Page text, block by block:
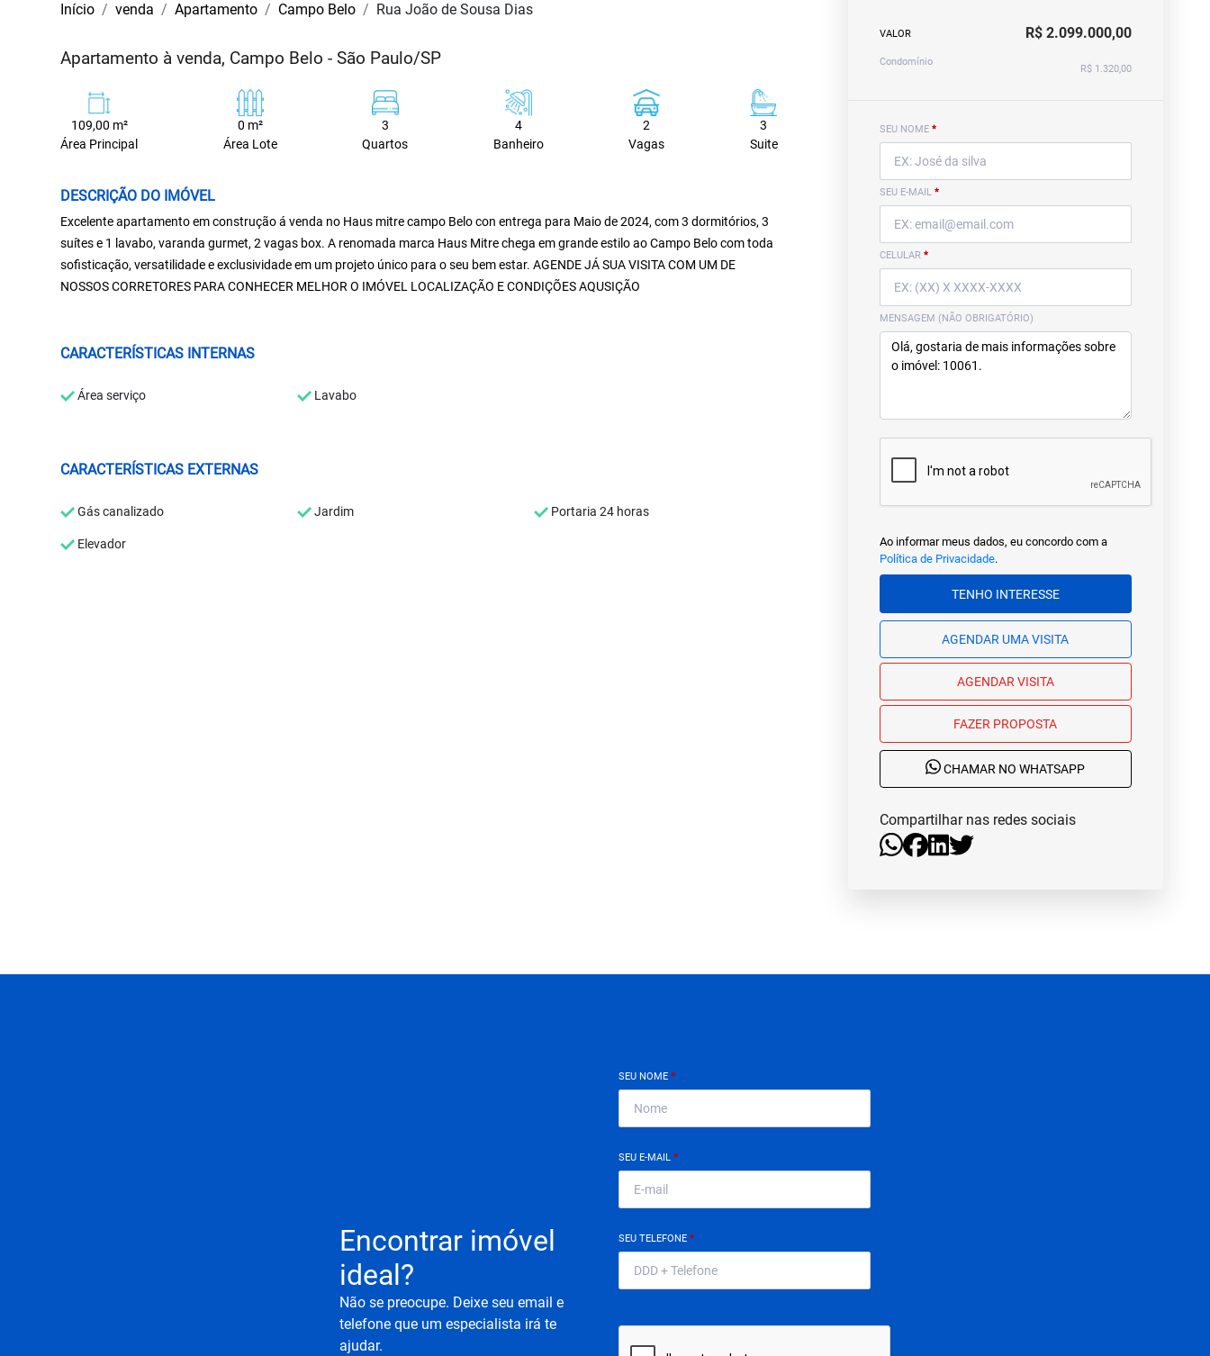
Início venda Apartamento Campo Belo Rua João de Sousa Dias
Apartamento à venda, Campo Belo - São Paulo/SP
109,00 m²
Área Principal
0 m²
Área Lote
3
Quartos
4
Banheiro
2
Vagas
3
Suite
DESCRIÇÃO DO IMÓVEL
Excelente apartamento em construção á venda no Haus mitre campo Belo con entrega para Maio de 2024, com 3 dormitórios, 3
suítes e 1 lavabo, varanda gurmet, 2 vagas box. A renomada marca Haus Mitre chega em grande estilo ao Campo Belo com toda
sofisticação, versatilidade e exclusividade em um projeto único para o seu bem estar. AGENDE JÁ SUA VISITA COM UM DE
NOSSOS CORRETORES PARA CONHECER MELHOR O IMÓVEL LOCALIZAÇÃO E CONDIÇÕES AQUSIÇÃO
CARACTERÍSTICAS INTERNAS
Área serviço Lavabo
CARACTERÍSTICAS EXTERNAS
Gás canalizado Jardim Portaria 24 horas
Elevador
VALOR R$ 2.099.000,00
Condomínio
R$ 1.320,00
SEU NOME *
SEU E-MAIL *
CELULAR *
MENSAGEM (NÃO OBRIGATÓRIO)
Ao informar meus dados, eu concordo com a
Política de Privacidade.
TENHO INTERESSE
AGENDAR UMA VISITA
AGENDAR VISITA
FAZER PROPOSTA
CHAMAR NO WHATSAPP
Compartilhar nas redes sociais
Encontrar imóvel
ideal?
Não se preocupe. Deixe seu email e
telefone que um especialista irá te
ajudar.
SEU NOME *
SEU E-MAIL *
SEU TELEFONE *